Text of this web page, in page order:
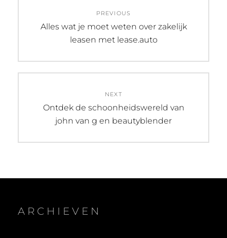
navigation
PREVIOUS
Previous
Alles wat je moet weten over zakelijk
leasen met lease.auto
NEXT
Next
post:
Ontdek de schoonheidswereld van
john van g en beautyblender
ARCHIEVEN